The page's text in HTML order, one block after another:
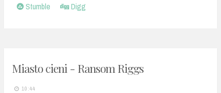
Stumble
Digg
Miasto cieni - Ransom Riggs
10:44